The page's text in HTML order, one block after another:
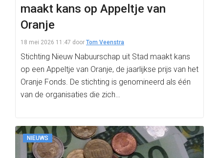
maakt kans op Appeltje van
Oranje
18 mei 2026 11:47 door Tom Veenstra
Stichting Nieuw Nabuurschap uit Stad maakt kans
op een Appeltje van Oranje, de jaarlijkse prijs van het
Oranje Fonds. De stichting is genomineerd als één
van de organisaties die zich…
NIEUWS